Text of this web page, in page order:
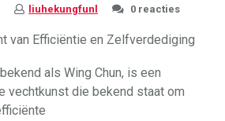
liuhekungfunl 0 reacties
van Efficiëntie en Zelfverdediging
als Wing Chun, is een
vechtkunst die bekend staat om